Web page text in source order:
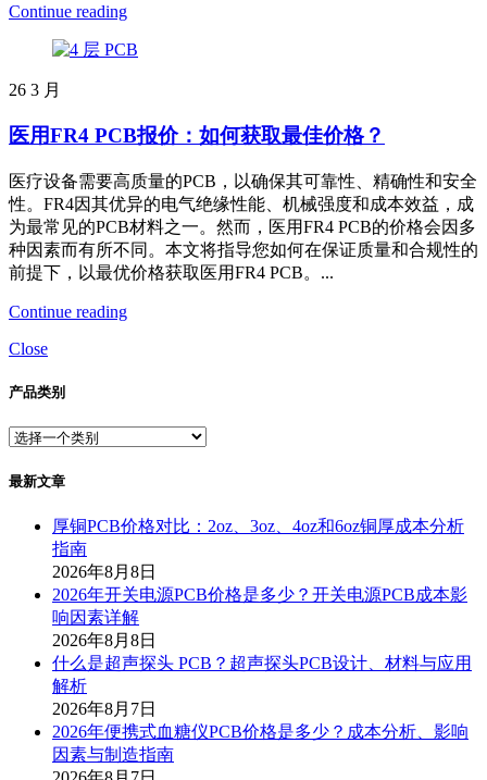
Continue reading
26 3 月
医用FR4 PCB报价：如何获取最佳价格？
医疗设备需要高质量的PCB，以确保其可靠性、精确性和安全
性。FR4因其优异的电气绝缘性能、机械强度和成本效益，成
为最常见的PCB材料之一。然而，医用FR4 PCB的价格会因多
种因素而有所不同。本文将指导您如何在保证质量和合规性的
前提下，以最优价格获取医用FR4 PCB。...
Continue reading
Close
产品类别
最新文章
厚铜PCB价格对比：2oz、3oz、4oz和6oz铜厚成本分析
指南
2026年8月8日
2026年开关电源PCB价格是多少？开关电源PCB成本影
响因素详解
2026年8月8日
什么是超声探头 PCB？超声探头PCB设计、材料与应用
解析
2026年8月7日
2026年便携式血糖仪PCB价格是多少？成本分析、影响
因素与制造指南